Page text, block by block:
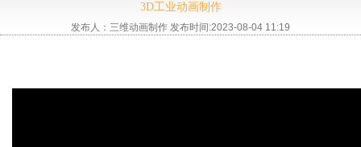
3D工业动画制作
发布人：三维动画制作 发布时间:2023-08-04 11:19